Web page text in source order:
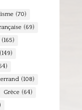
(70)
(69)
(165)
(149)
(108)
Grèce (64)